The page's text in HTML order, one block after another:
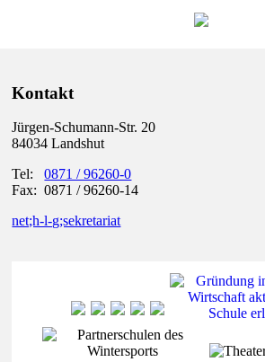
Kontakt
Jürgen-Schumann-Str. 20
84034 Landshut
Tel:0871 / 96260-0
Fax: 0871 / 96260-14
net;h-l-g;sekretariat